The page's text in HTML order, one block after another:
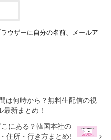
ウザーに自分の名前、メールア
は何時から？無料生配信の視
最新まとめ！
にある？韓国本社の
住所・行き方まとめ!